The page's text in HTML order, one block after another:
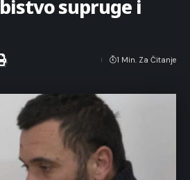
supruge i
1 Min. Za Čitanje